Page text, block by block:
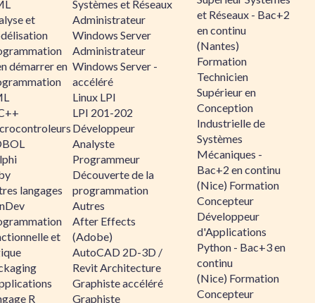
et
démarrer en
langages
et
R
Systèmes et Réseaux
Administrateur
Windows Server
Administrateur
Windows Server -
accéléré
Linux LPI
LPI 201-202
Développeur
Analyste
Programmeur
Découverte de la
programmation
Autres
After Effects
(Adobe)
AutoCAD 2D-3D /
Revit Architecture
Graphiste accéléré
Graphiste
et Réseaux - Bac+2
en continu
(Nantes)
Formation
Technicien
Supérieur en
Conception
Industrielle de
Systèmes
Mécaniques -
Bac+2 en continu
(Nice) Formation
Concepteur
Développeur
d'Applications
Python - Bac+3 en
continu
(Nice) Formation
Concepteur